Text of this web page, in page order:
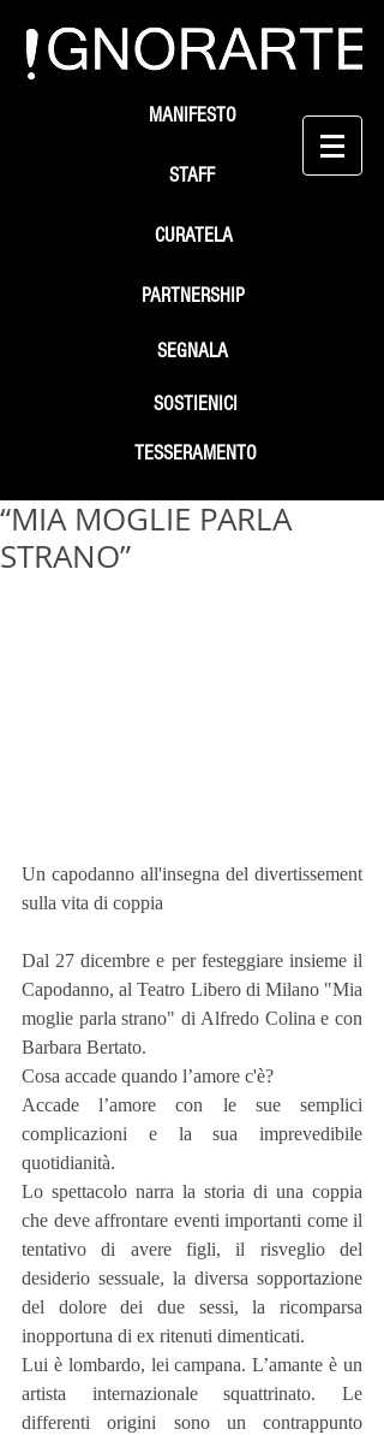
STAFF
SEGNALA
SOSTIENICI
MANIFESTO
PARTNERSHIP
TESSERAMENTO
CURATELA
“MIA MOGLIE PARLA
STRANO”
Un capodanno all'insegna del divertissement
sulla vita di coppia
Dal 27 dicembre e per festeggiare insieme il
Capodanno, al Teatro Libero di Milano "Mia
moglie parla strano" di Alfredo Colina e con
Barbara Bertato.
Cosa accade quando l’amore c'è?
Accade l’amore con le sue semplici
complicazioni e la sua imprevedibile
quotidianità.
Lo spettacolo narra la storia di una coppia
che deve affrontare eventi importanti come il
tentativo di avere figli, il risveglio del
desiderio sessuale, la diversa sopportazione
del dolore dei due sessi, la ricomparsa
inopportuna di ex ritenuti dimenticati.
Lui è lombardo, lei campana. L’amante è un
artista internazionale squattrinato. Le
differenti origini sono un contrappunto